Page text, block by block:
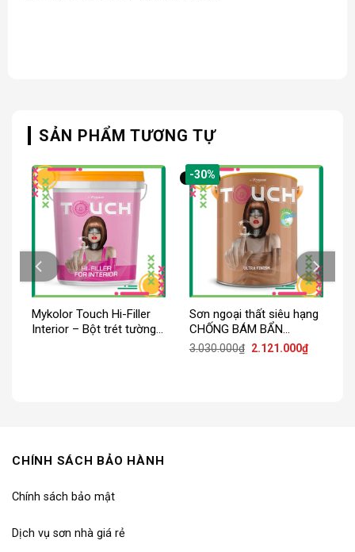
SẢN PHẨM TƯƠNG TỰ
Mykolor Touch Hi-Filler
Interior – Bột trét tường
-30%
Sơn ngoại thất siêu hạng
CHỐNG BÁM BẨN
Mykolor Touch Ultra
3.030.000₫ Giá
2.121.000₫Giá
hiện
CHÍNH SÁCH BẢO HÀNH
Chính sách bảo mật
Dịch vụ sơn nhà giá rẻ